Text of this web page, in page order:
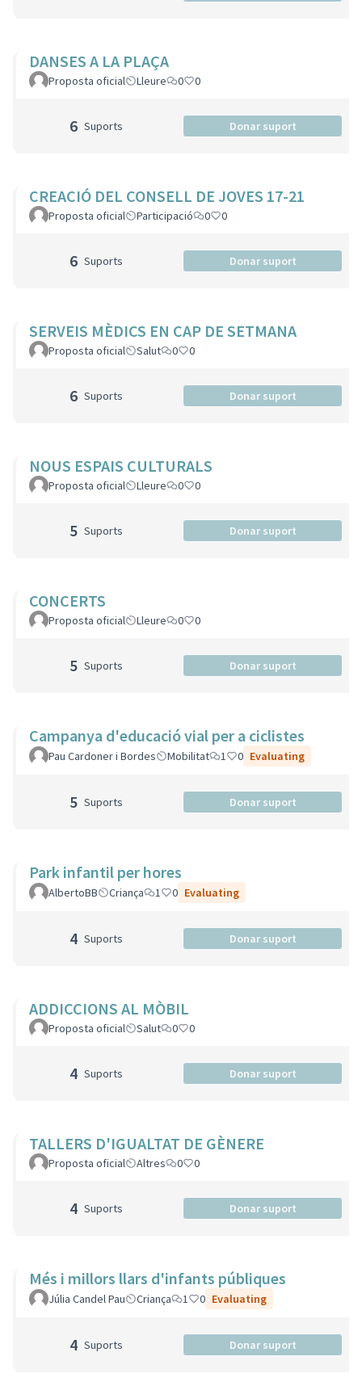
DANSES A LA PLAÇA
Proposta oficial Lleure 0 0
6 Suports Donar suport
CREACIÓ DEL CONSELL DE JOVES 17-21
Proposta oficial Participació 0 0
6 Suports Donar suport
SERVEIS MÈDICS EN CAP DE SETMANA
Proposta oficial Salut 0 0
6 Suports Donar suport
NOUS ESPAIS CULTURALS
Proposta oficial Lleure 0 0
5 Suports Donar suport
CONCERTS
Proposta oficial Lleure 0 0
5 Suports Donar suport
Campanya d'educació vial per a ciclistes
Pau Cardoner i Bordes Mobilitat 1 0 Evaluating
5 Suports Donar suport
Park infantil per hores
AlbertoBB Criança 1 0 Evaluating
4 Suports Donar suport
ADDICCIONS AL MÒBIL
Proposta oficial Salut 0 0
4 Suports Donar suport
TALLERS D'IGUALTAT DE GÈNERE
Proposta oficial Altres 0 0
4 Suports Donar suport
Més i millors llars d'infants públiques
Júlia Candel Pau Criança 1 0 Evaluating
4 Suports Donar suport